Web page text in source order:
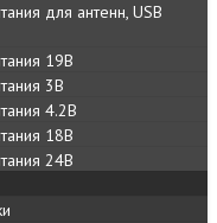
для антенн, USB
19В
3В
4.2В
18В
24В